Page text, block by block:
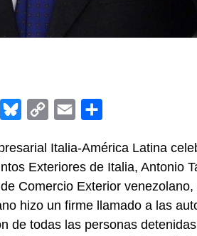
ThreadsBlueskyCopy
Email
Italia-América Latina
Exteriores de Italia, Antonio
Comercio Exterior
hizo un firme llamado a las
de todas las personas